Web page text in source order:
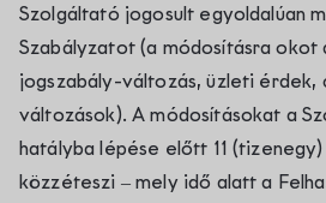
Szolgáltató jogosult egyoldalúan
Szabályzatot (a módosításra okot
jogszabály-változás, üzleti érdek,
változások). A módosításokat a
hatályba lépése előtt 11
közzéteszi – mely idő alatt a